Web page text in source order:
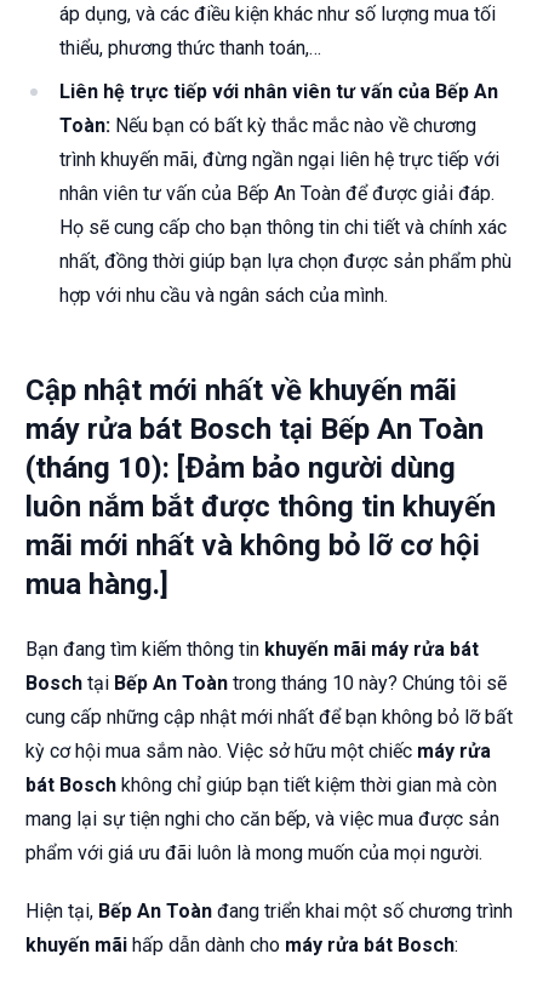
áp dụng, và các điều kiện khác như số lượng mua tối
thiểu, phương thức thanh toán,…
Liên hệ trực tiếp với nhân viên tư vấn của Bếp An
Toàn: Nếu bạn có bất kỳ thắc mắc nào về chương
trình khuyến mãi, đừng ngần ngại liên hệ trực tiếp với
nhân viên tư vấn của Bếp An Toàn để được giải đáp.
Họ sẽ cung cấp cho bạn thông tin chi tiết và chính xác
nhất, đồng thời giúp bạn lựa chọn được sản phẩm phù
hợp với nhu cầu và ngân sách của mình.
Cập nhật mới nhất về khuyến mãi
máy rửa bát Bosch tại Bếp An Toàn
(tháng 10): [Đảm bảo người dùng
luôn nắm bắt được thông tin khuyến
mãi mới nhất và không bỏ lỡ cơ hội
mua hàng.]
Bạn đang tìm kiếm thông tin khuyến mãi máy rửa bát
Bosch tại Bếp An Toàn trong tháng 10 này? Chúng tôi sẽ
cung cấp những cập nhật mới nhất để bạn không bỏ lỡ bất
kỳ cơ hội mua sắm nào. Việc sở hữu một chiếc máy rửa
bát Bosch không chỉ giúp bạn tiết kiệm thời gian mà còn
mang lại sự tiện nghi cho căn bếp, và việc mua được sản
phẩm với giá ưu đãi luôn là mong muốn của mọi người.
Hiện tại, Bếp An Toàn đang triển khai một số chương trình
khuyến mãi hấp dẫn dành cho máy rửa bát Bosch: